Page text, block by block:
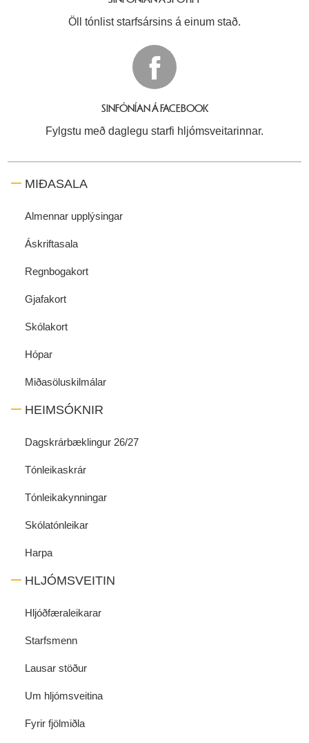
Öll tónlist starfsársins á einum stað.
SINFÓNÍAN Á FACEBOOK
Fylgstu með daglegu starfi hljómsveitarinnar.
MIÐASALA
Almennar upplýsingar
Áskriftasala
Regnbogakort
Gjafakort
Skólakort
Hópar
Miðasöluskilmálar
HEIMSÓKNIR
Dagskrárbæklingur 26/27
Tónleikaskrár
Tónleikakynningar
Skólatónleikar
Harpa
HLJÓMSVEITIN
Hljóðfæraleikarar
Starfsmenn
Lausar stöður
Um hljómsveitina
Fyrir fjölmiðla